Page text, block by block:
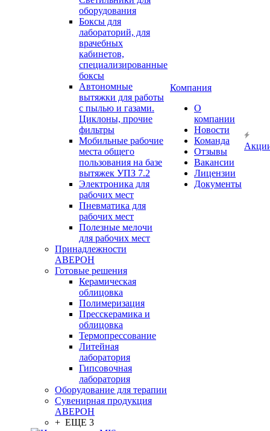
оборудования
Боксы для
лабораторий, для
врачебных
кабинетов,
специализированные
боксы
Автономные
вытяжки для работы
с пылью и газами.
Циклоны, прочие
фильтры
Мобильные рабочие
места общего
пользования на базе
вытяжек УПЗ 7.2
Электроника для
рабочих мест
Пневматика для
рабочих мест
Полезные мелочи
для рабочих мест
Принадлежности
АВЕРОН
Готовые решения
Керамическая
облицовка
Полимеризация
Пресскерамика и
облицовка
Термопрессование
Литейная
лаборатория
Гипсовочная
лаборатория
Оборудование для терапии
Сувенирная продукция
АВЕРОН
+ ЕЩЕ 3
Компания
О
компании
Новости
Команда
Отзывы
Вакансии
Лицензии
Документы